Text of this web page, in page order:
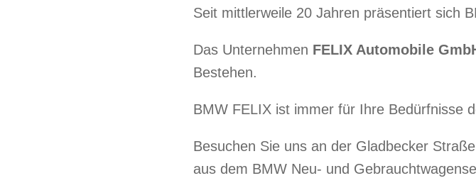
Seit mittlerweile 20 Jahren präsentiert sich
Das Unternehmen FELIX Automobile
Bestehen.
BMW FELIX ist immer für Ihre Bedürfnisse
Besuchen Sie uns an der Gladbecker
aus dem BMW Neu- und